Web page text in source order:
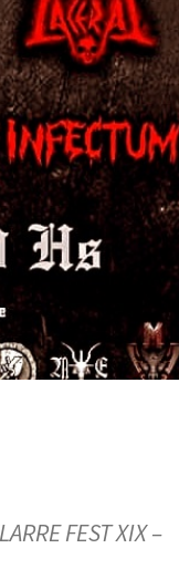
FEST XIX –